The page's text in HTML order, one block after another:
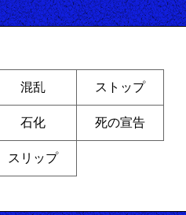
混乱 ストップ
石化 死の宣告
スリップ